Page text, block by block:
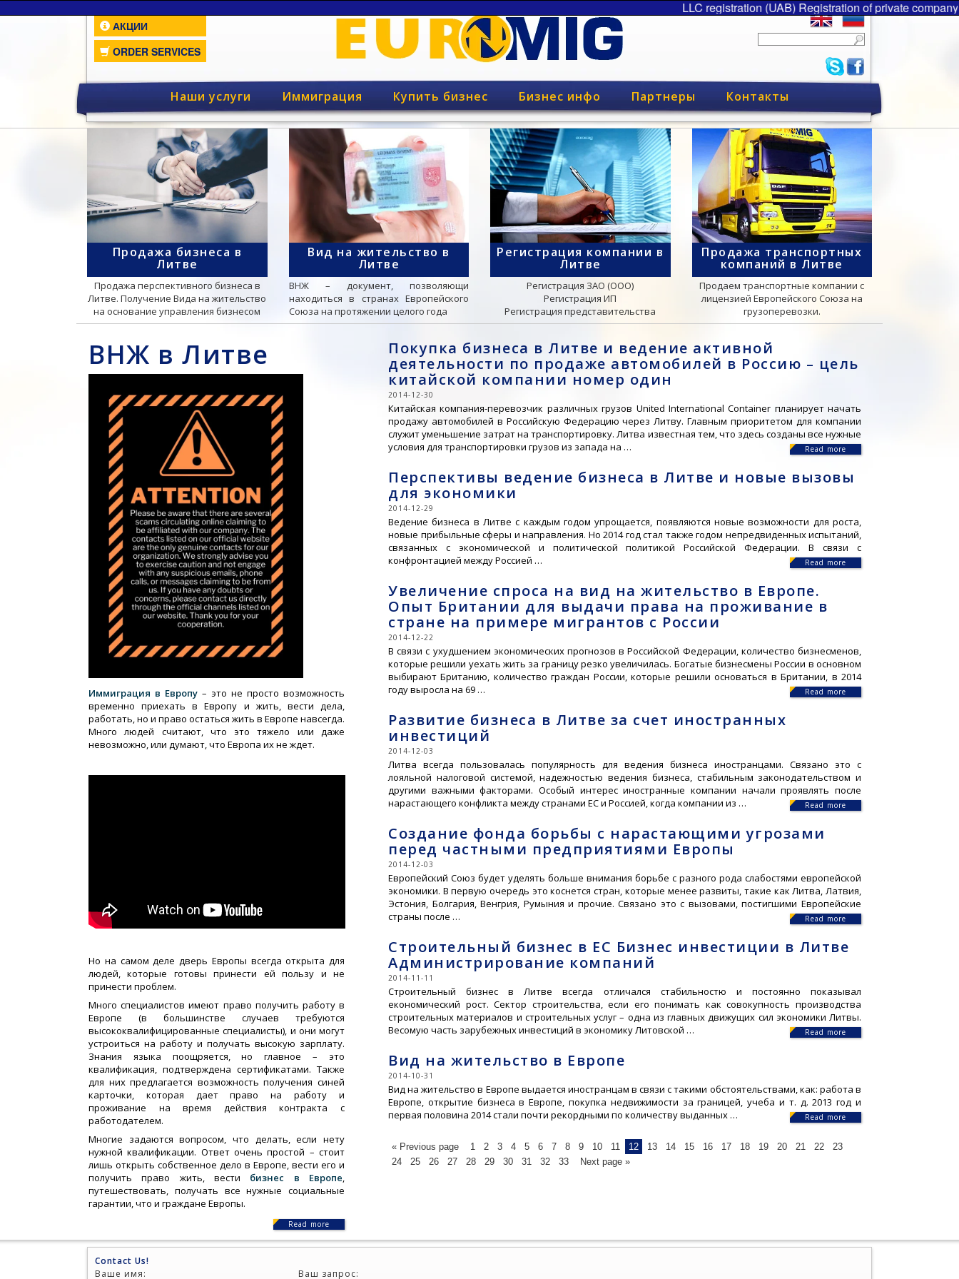
АКЦИИ
ORDER SERVICES
Наши услуги Иммиграция Купить бизнес Бизнес инфо Партнеры Контакты
Продажа бизнеса в
Литве
Продажа перспективного бизнеса в
Литве. Получение Вида на жительство
на основание управления бизнесом
Вид на жительство в
Литве
ВНЖ – документ, позволяющи
находиться в странах Европейского
Союза на протяжении целого года
Регистрация компании в
Литве
Регистрация ЗАО (ООО)
Регистрация ИП
Регистрация представительства
Продажа транспортных
компаний в Литве
Продаем транспортные компании с
лицензией Европейского Союза на
грузоперевозки.
ВНЖ в Литве
Иммиграция в Европу – это не просто возможность
временно приехать в Европу и жить, вести дела,
работать, но и право остаться жить в Европе навсегда.
Много людей считают, что это тяжело или даже
невозможно, или думают, что Европа их не ждет.
Но на самом деле дверь Европы всегда открыта для
людей, которые готовы принести ей пользу и не
принести проблем.
Много специалистов имеют право получить работу в
Европе (в большинстве случаев требуются
высококвалифицированные специалисты), и они могут
устроиться на работу и получать высокую зарплату.
Знания языка поощряется, но главное – это
квалификация, подтверждена сертификатами. Также
для них предлагается возможность получения синей
карточки, которая дает право на работу и
проживание на время действия контракта с
работодателем.
Многие задаются вопросом, что делать, если нету
нужной квалификации. Ответ очень простой – стоит
лишь открыть собственное дело в Европе, вести его и
получить право жить, вести бизнес в Европе,
путешествовать, получать все нужные социальные
гарантии, что и граждане Европы.
Read more
Покупка бизнеса в Литве и ведение активной
деятельности по продаже автомобилей в Россию – цель
китайской компании номер один
2014-12-30
Китайская компания-перевозчик различных грузов United International Container планирует начать
продажу автомобилей в Российскую Федерацию через Литву. Главным приоритетом для компании
служит уменьшение затрат на транспортировку. Литва известная тем, что здесь созданы все нужные
условия для транспортировки грузов из запада на …
Read more
Перспективы ведение бизнеса в Литве и новые вызовы
для экономики
2014-12-29
Ведение бизнеса в Литве с каждым годом упрощается, появляются новые возможности для роста,
новые прибыльные сферы и направления. Но 2014 год стал также годом непредвиденных испытаний,
связанных с экономической и политической политикой Российской Федерации. В связи с
конфронтацией между Россией …
Read more
Увеличение спроса на вид на жительство в Европе.
Опыт Британии для выдачи права на проживание в
стране на примере мигрантов с России
2014-12-22
В связи с ухудшением экономических прогнозов в Российской Федерации, количество бизнесменов,
которые решили уехать жить за границу резко увеличилась. Богатые бизнесмены России в основном
выбирают Британию, количество граждан России, которые решили основаться в Британии, в 2014
году выросла на 69 …
Read more
Развитие бизнеса в Литве за счет иностранных
инвестиций
2014-12-03
Литва всегда пользовалась популярность для ведения бизнеса иностранцами. Связано это с
лояльной налоговой системой, надежностью ведения бизнеса, стабильным законодательством и
другими важными факторами. Особый интерес иностранные компании начали проявлять после
нарастающего конфликта между странами ЕС и Россией, когда компании из …
Read more
Создание фонда борьбы с нарастающими угрозами
перед частными предприятиями Европы
2014-12-03
Европейский Союз будет уделять больше внимания борьбе с разного рода слабостями европейской
экономики. В первую очередь это коснется стран, которые менее развиты, такие как Литва, Латвия,
Эстония, Болгария, Венгрия, Румыния и прочие. Связано это с вызовами, постигшими Европейские
страны после …
Read more
Строительный бизнес в ЕС Бизнес инвестиции в Литве
Администрирование компаний
2014-11-11
Строительный бизнес в Литве всегда отличался стабильностю и постоянно показывал
економический рост. Сектор строительства, если его понимать как совокупность производства
строительных материалов и строительных услуг – одна из главных движущих сил экономики Литвы.
Весомую часть зарубежных инвестиций в экономику Литовской …
Read more
Вид на жительство в Европе
2014-10-31
Вид на жительство в Европе выдается иностранцам в связи с такими обстоятельствами, как: работа в
Европе, открытие бизнеса в Европе, покупка недвижимости за границей, учеба и т. д. 2013 год и
первая половина 2014 стали почти рекордными по количеству выданных …
Read more
« Previous page 1 2 3 4 5 6 7 8 9 10 11 12 13 14 15 16 17 18 19 20 21 22
23
24
25 26 27 28 29 30 31 32 33 Next page »
LLC registration (UAB) Registration of private company
Contact Us!
Ваше имя:
Ваш запрос: